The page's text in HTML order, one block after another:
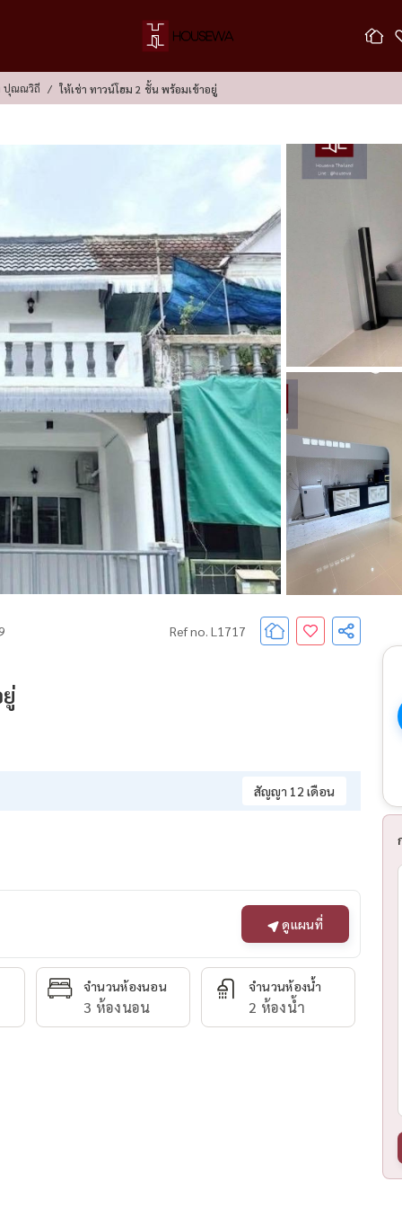
ปุณณวิถี ให้เช่า ทาวน์โฮม 2 ชั้น พร้อมเข้าอยู่
Ref no. L1717
สัญญา 12 เดือน
ดูแผนที่
จำนวนห้องนอน
3 ห้องนอน
จำนวนห้องน้ำ
2 ห้องน้ำ